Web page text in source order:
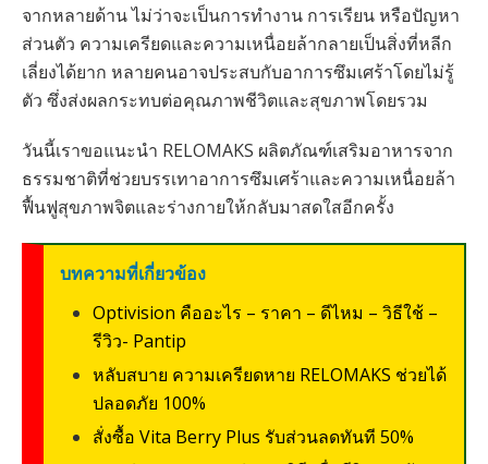
จากหลายด้าน ไม่ว่าจะเป็นการทำงาน การเรียน หรือปัญหา
ส่วนตัว ความเครียดและความเหนื่อยล้ากลายเป็นสิ่งที่หลีก
เลี่ยงได้ยาก หลายคนอาจประสบกับอาการซึมเศร้าโดยไม่รู้
ตัว ซึ่งส่งผลกระทบต่อคุณภาพชีวิตและสุขภาพโดยรวม
วันนี้เราขอแนะนำ RELOMAKS ผลิตภัณฑ์เสริมอาหารจาก
ธรรมชาติที่ช่วยบรรเทาอาการซึมเศร้าและความเหนื่อยล้า
ฟื้นฟูสุขภาพจิตและร่างกายให้กลับมาสดใสอีกครั้ง
บทความที่เกี่ยวข้อง
Optivision คืออะไร – ราคา – ดีไหม – วิธีใช้ –
รีวิว- Pantip
หลับสบาย ความเครียดหาย RELOMAKS ช่วยได้
ปลอดภัย 100%
สั่งซื้อ Vita Berry Plus รับส่วนลดทันที 50%